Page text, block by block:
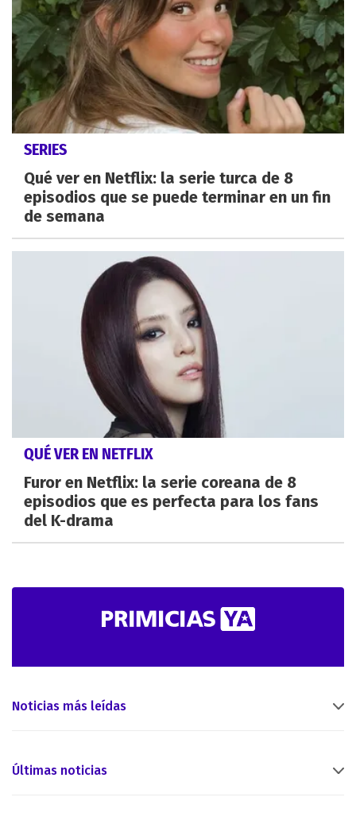
SERIES
Qué ver en Netflix: la serie turca de 8
episodios que se puede terminar en un fin
de semana
QUÉ VER EN NETFLIX
Furor en Netflix: la serie coreana de 8
episodios que es perfecta para los fans
del K-drama
Noticias más leídas
Últimas noticias